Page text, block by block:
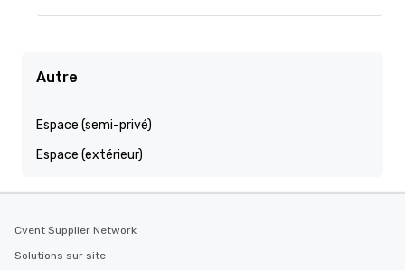
Autre
Espace (semi-privé)
Espace (extérieur)
Cvent Supplier Network
Solutions sur site